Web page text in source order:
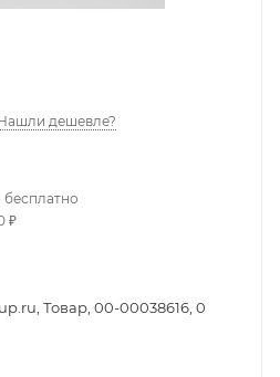
дешевле?
₽
Товар, 00-00038616, 0